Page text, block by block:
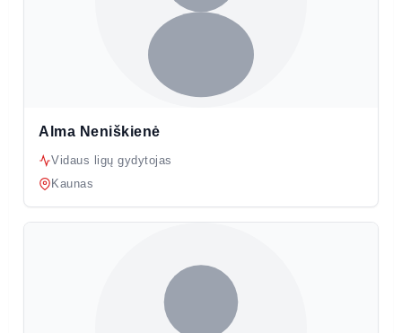
Alma Neniškienė
Vidaus ligų gydytojas
Kaunas